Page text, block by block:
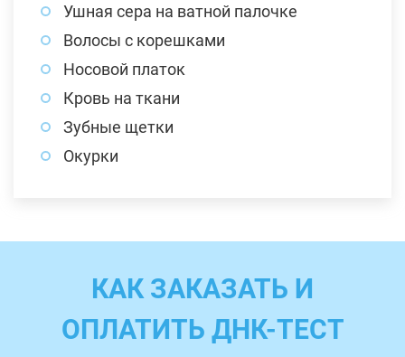
Ушная сера на ватной палочке
Волосы с корешками
Носовой платок
Кровь на ткани
Зубные щетки
Окурки
КАК ЗАКАЗАТЬ И
ОПЛАТИТЬ ДНК-ТЕСТ